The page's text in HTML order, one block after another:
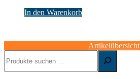
In den Warenkorb
Artikelübersicht